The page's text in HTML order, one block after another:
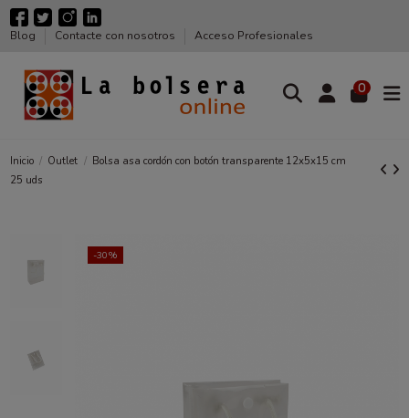
Blog Contacte con nosotros Acceso Profesionales
0
Inicio Outlet
Bolsa asa cordón con botón transparente 12x5x15 cm
25 uds
-30%